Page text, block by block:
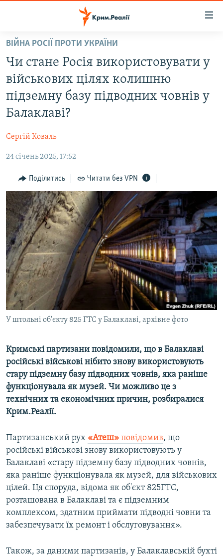
Перейти
основного
матеріалу
Перейти
до
основної
Перейти
до
ВІДЕО ТА ФОТО
ПОЛІТИКА
ПОГЛЯД
ІНТЕРВ'Ю
ВСЕ ЗА ДЕНЬ
СПЕЦПРОЕКТИ
ДЕПОРТАЦІЯ
ВІДЕОУРОКИ «ELIFBE»
СВІДЧЕННЯ ОКУПАЦІЇ
УКРАЇНСЬКА ПРОБЛЕМА КРИМУ
ІНФОГРАФІКА
ЯК ОБІЙТИ БЛОКУВАННЯ
Русский
Qırımtatar
ДОЛУЧАЙСЯ!
ВІЙНА РОСІЇ ПРОТИ УКРАЇНИ
Чи стане Росія використовувати у
військових цілях колишню
підземну базу підводних човнів у
Балаклаві?
Сергій Коваль
24 січень 2025, 17:52
Поділитись Читати без VPN
У штольні об'єкту 825 ГТС у Балаклаві, архівне фото
Кримські партизани повідомили, що в Балаклаві
російські військові нібито знову використовують
стару підземну базу підводних човнів, яка раніше
функціонувала як музей. Чи можливо це з
технічних та економічних причин, розбиралися
Крим.Реалії.
Партизанський рух «Атеш» повідомив, що
російські військові знову використовують у
Балаклаві «стару підземну базу підводних човнів,
яка раніше функціонувала як музей, для військових
цілей. Ця споруда, відома як об'єкт 825ГТС,
розташована в Балаклаві та є підземним
комплексом, здатним приймати підводні човни та
забезпечувати їх ремонт і обслуговування».
Також, за даними партизанів, у Балаклавській бухті